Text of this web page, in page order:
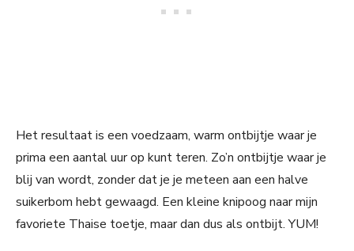
Het resultaat is een voedzaam, warm ontbijtje waar je
prima een aantal uur op kunt teren. Zo’n ontbijtje waar je
blij van wordt, zonder dat je je meteen aan een halve
suikerbom hebt gewaagd. Een kleine knipoog naar mijn
favoriete Thaise toetje, maar dan dus als ontbijt. YUM!